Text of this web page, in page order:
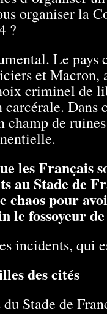
organiser la
?
Le pays
et Macron,
criminel de
Dans
champ de
les Français
au Stade de
chaos pour
le fossoyeur
incidents, qui
des cités
Stade de